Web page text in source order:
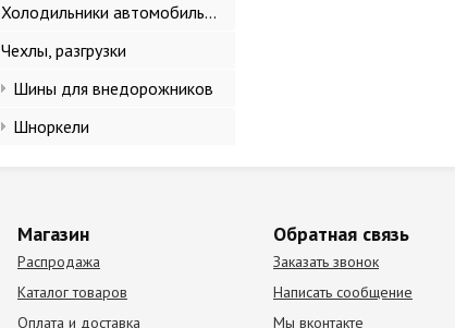
Холодильники автомобильные
Чехлы, разгрузки
Шины для внедорожников
Шноркели
Магазин
Распродажа
Каталог товаров
Оплата и доставка
Обратная связь
Заказать звонок
Написать сообщение
Мы вконтакте